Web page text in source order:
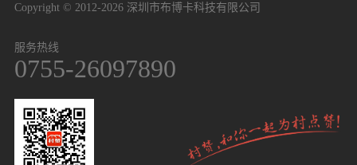
Copyright © 2012-2026 深圳市布博卡科技有限公司
服务热线
0755-26097890